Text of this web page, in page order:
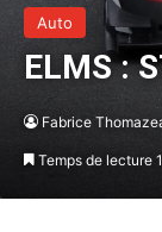
Auto
ELMS :
Fabrice
Temps de lecture